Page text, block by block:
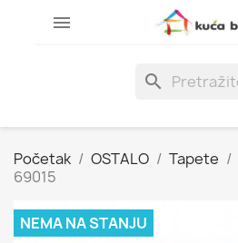

search
Početak OSTALO Tapete
69015
NEMA NA STANJU